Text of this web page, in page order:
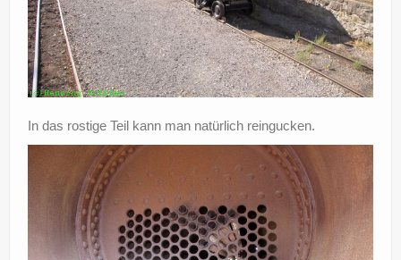
In das rostige Teil kann man natürlich reingucken.